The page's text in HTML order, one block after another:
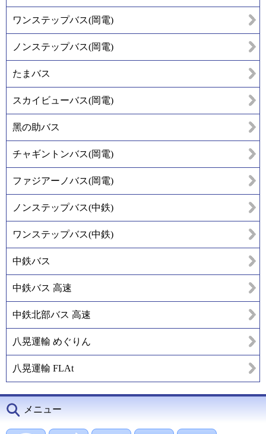
ワンステップバス(岡電)
ノンステップバス(岡電)
たまバス
スカイビューバス(岡電)
黑の助バス
チャギントンバス(岡電)
ファジアーノバス(岡電)
ノンステップバス(中鉄)
ワンステップバス(中鉄)
中鉄バス
中鉄バス 高速
中鉄北部バス 高速
八晃運輸 めぐりん
八晃運輸 FLAt
メニュー